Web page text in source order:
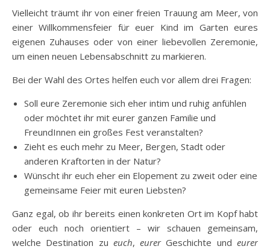
Vielleicht träumt ihr von einer freien Trauung am Meer, von
einer Willkommensfeier für euer Kind im Garten eures
eigenen Zuhauses oder von einer liebevollen Zeremonie,
um einen neuen Lebensabschnitt zu markieren.
Bei der Wahl des Ortes helfen euch vor allem drei Fragen:
Soll eure Zeremonie sich eher intim und ruhig anfühlen
oder möchtet ihr mit eurer ganzen Familie und
FreundInnen ein großes Fest veranstalten?
Zieht es euch mehr zu Meer, Bergen, Stadt oder
anderen Kraftorten in der Natur?
Wünscht ihr euch eher ein Elopement zu zweit oder eine
gemeinsame Feier mit euren Liebsten?
Ganz egal, ob ihr bereits einen konkreten Ort im Kopf habt
oder euch noch orientiert – wir schauen gemeinsam,
welche Destination zu euch,eurerGeschichte undeurer